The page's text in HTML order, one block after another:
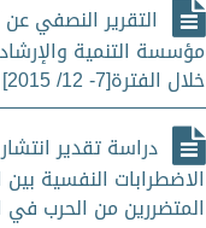
التقرير النصفي
مؤسسة التنمية
خلال الفترة[7- 12/ 2015]
دراسة تقدير انتشار
الاضطرابات النفسية
المتضررين من الحرب في